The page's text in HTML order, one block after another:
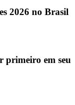
2026 no Brasil
primeiro em seu